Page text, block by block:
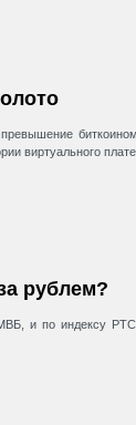
виртуального
рублем?
и по индексу